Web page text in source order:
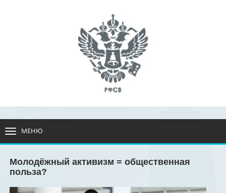
МЕНЮ
Молодёжный активизм = общественная
польза?